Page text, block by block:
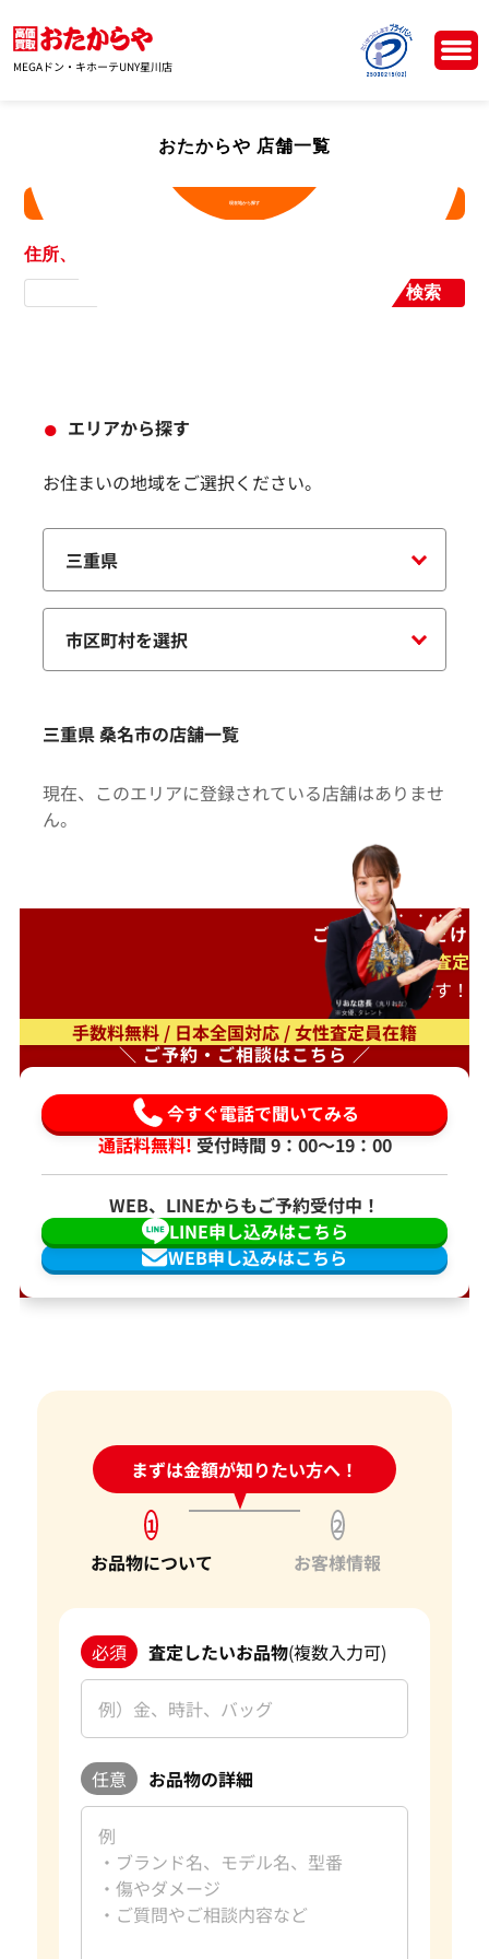
MEGAドン・キホーテUNY星川店
おたからや 店舗一覧
現在地から探す
住所、店舗名から探す
検索
エリアから探す
お住まいの地域をご選択ください。
三重県 桑名市の店舗一覧
現在、このエリアに登録されている店舗はありませ
ん。
ご自宅で待つだけ
出張査定
もオススメです！
手数料無料 / 日本全国対応 / 女性査定員在籍
＼ ご予約・ご相談はこちら ／
今すぐ電話で聞いてみる
通話料無料!受付時間 9：00〜19：00
WEB、LINEからもご予約受付中！
WEB申し込みはこちら
LINE申し込みはこちら
まずは金額が知りたい方へ！
24時間受付中!問い合わせフォーム
1
お品物について
2
お客様情報
必須 査定したいお品物(複数入力可)
任意 お品物の詳細